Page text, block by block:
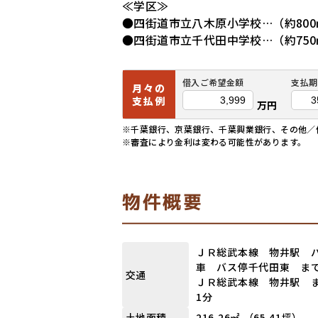
≪学区≫
●四街道市立八木原小学校…（約800
●四街道市立千代田中学校…（約750
月々の
支払例
借入ご希望金額
万円
支払
※千葉銀行、京葉銀行、千葉興業銀行、その他
※審査により金利は変わる可能性があります。
物件概要
交通
ＪＲ総武本線 物井駅
車 バス停千代田東 ま
ＪＲ総武本線 物井駅
1分